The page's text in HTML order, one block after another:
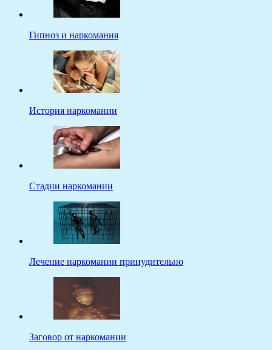
Гипноз и наркомания
История наркомании
Стадии наркомании
Лечение наркомании принудительно
Заговор от наркомании